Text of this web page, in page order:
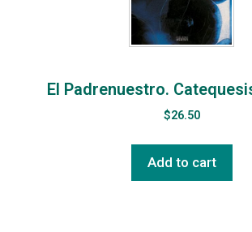
El Padrenuestro.
$26.50
Add to cart